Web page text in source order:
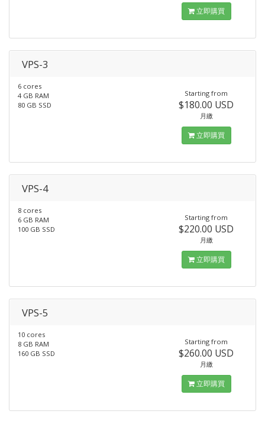
立即購買
VPS-3
6 cores
4 GB RAM
80 GB SSD
Starting from
$180.00 USD
月繳
立即購買
VPS-4
8 cores
6 GB RAM
100 GB SSD
Starting from
$220.00 USD
月繳
立即購買
VPS-5
10 cores
8 GB RAM
160 GB SSD
Starting from
$260.00 USD
月繳
立即購買